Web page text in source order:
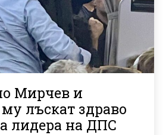
Мирчев и
му лъскат здраво
лидера на ДПС